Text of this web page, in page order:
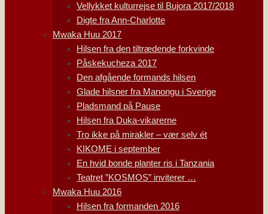
Vellykket kulturrejse til Bujora 2017/2018
Digte fra Ann-Charlotte
Mwaka Huu 2017
Hilsen fra den tiltrædende forkvinde
Påskekucheza 2017
Den afgående formands hilsen
Glade hilsner fra Manongu i Sverige
Pladsmand på Pause
Hilsen fra Duka-vikarerne
Tro ikke på mirakler – vær selv ét
KIKOME i september
En hvid bonde planter ris i Tanzania
Teatret ”KOSMOS” inviterer …
Mwaka Huu 2016
Hilsen fra formanden 2016